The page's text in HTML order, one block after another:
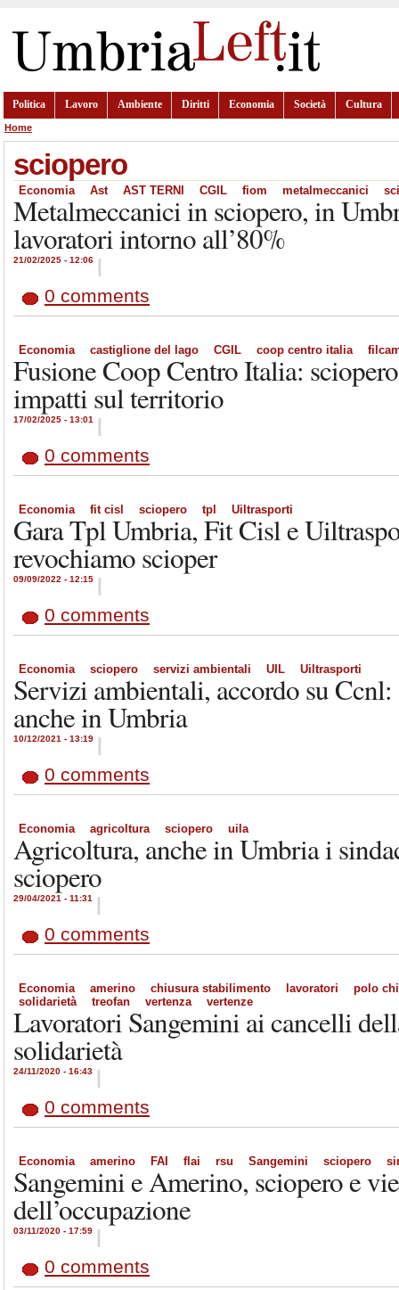
Politica Lavoro Ambiente Diritti Economia Società Cultura
Home
sciopero
Economia Ast AST TERNI CGIL fiom metalmeccanici
Metalmeccanici in sciopero, in
lavoratori intorno all’80%
21/02/2025 - 12:06 |
0 comments
Economia castiglione del lago CGIL coop centro italia
Fusione Coop Centro Italia:
impatti sul territorio
17/02/2025 - 13:01
|
0 comments
Economia fit cisl sciopero tpl Uiltrasporti
Gara Tpl Umbria, Fit Cisl e
revochiamo scioper
09/09/2022 - 12:15 |
0 comments
Economia sciopero servizi ambientali UIL Uiltrasporti
Servizi ambientali, accordo su
anche in Umbria
10/12/2021 - 13:19 |
0 comments
Economia agricoltura sciopero uila
Agricoltura, anche in Umbria i
sciopero
29/04/2021 - 11:31
|
0 comments
Economia amerino chiusura stabilimento lavoratori
polo
solidarietà
treofan vertenza vertenze
Lavoratori Sangemini ai cancelli
solidarietà
24/11/2020 - 16:43 |
0 comments
Economia amerino FAI flai rsu Sangemini sciopero
Sangemini e Amerino, sciopero e
dell’occupazione
03/11/2020 - 17:59 |
0 comments